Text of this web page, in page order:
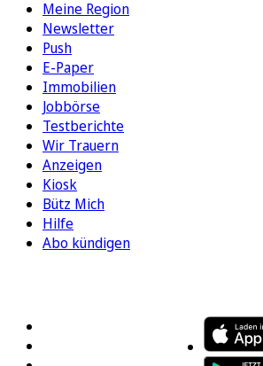
Meine Region
Newsletter
Push
E-Paper
Immobilien
Jobbörse
Testberichte
Wir Trauern
Anzeigen
Kiosk
Bütz Mich
Hilfe
Abo kündigen